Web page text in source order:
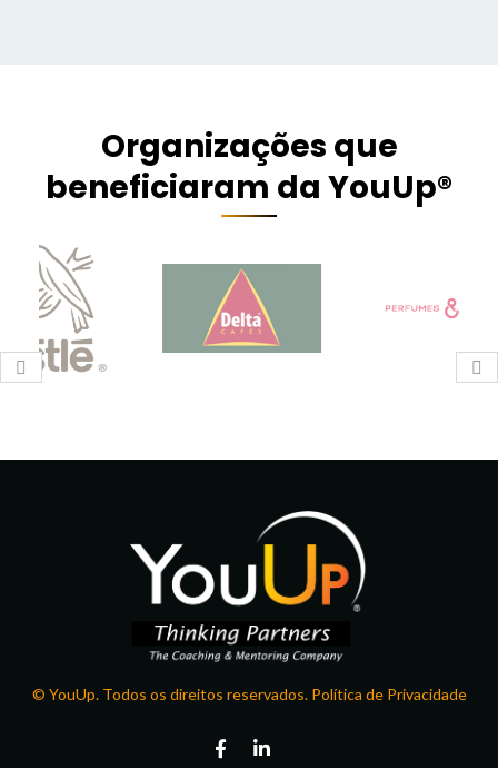
Organizações que
beneficiaram da YouUp®️
© YouUp. Todos os direitos reservados.Política de Privacidade